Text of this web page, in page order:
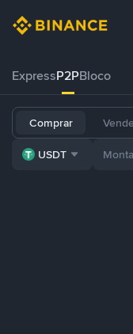
ExpressP2PBloco
Comprar
USDT